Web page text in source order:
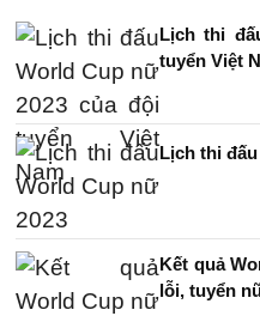
Lịch thi
tuyển Việt
Lịch thi
Kết quả
lỗi, tuyển